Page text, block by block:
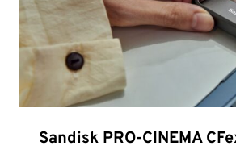
Sandisk PRO-CINEMA